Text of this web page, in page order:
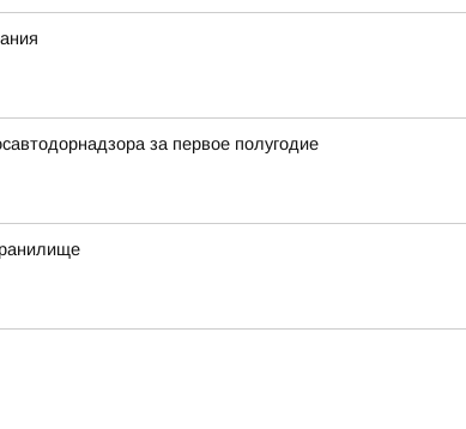
за первое полугодие